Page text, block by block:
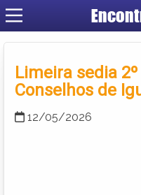
Limeira sedia
Conselhos de
12/05/2026